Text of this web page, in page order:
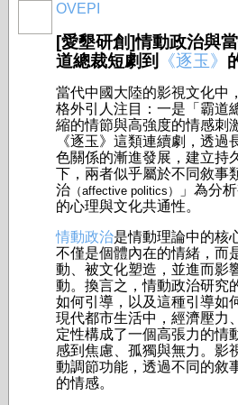
OVEPI
[愛墾研創]情動政治與
道總裁短劇到
《逐玉》
當代中國大陸的影視文化中
格外引人注目：一是「霸道
縮的情節與高強度的情感刺
《逐玉》這類連續劇，透過
色關係的漸進發展，建立持
下，兩者似乎屬於不同敘事
治 （affective politics）
」為分
的心理與文化共通性。
情動政治是情動理論中的核
不僅是個體內在的情緒，而
動、被文化塑造，並進而影
動。換言之，情動政治研究
如何引導，以及這種引導如
現代都市生活中，經濟壓力
定性構成了一個高張力的情
感到焦慮、孤獨與無力。影
動調節功能，透過不同的敘
的情感。